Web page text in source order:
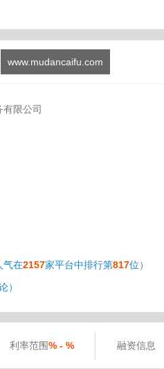
www.mudancaifu.com
限公司
气在2157家平台中排行第817位）
）
利率范围% - % 融资信息